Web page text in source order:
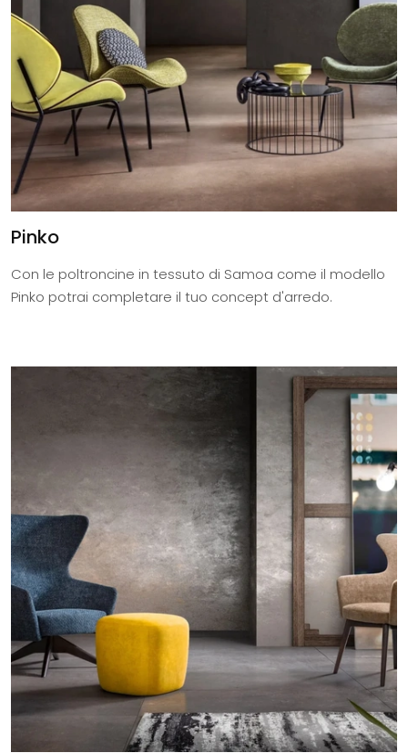
Pinko
Con le poltroncine in tessuto di Samoa come il modello
Pinko potrai completare il tuo concept d'arredo.